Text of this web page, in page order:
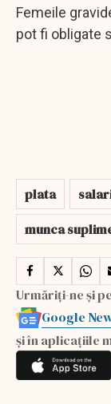
Femeile
pot fi obligate
plata
munca
Urmăriți-ne și pe
Google
și în aplicațiile